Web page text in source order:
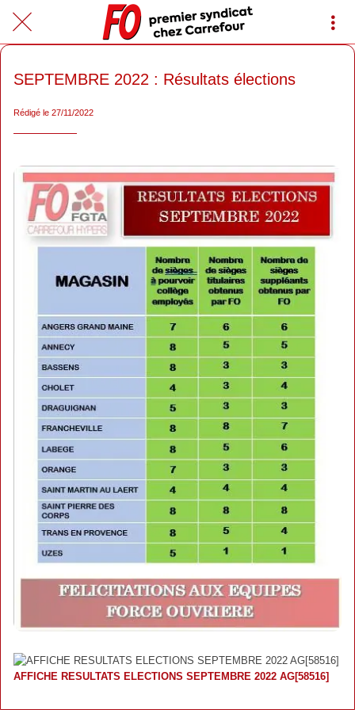
SEPTEMBRE 2022 : Résultats élections
Rédigé le 27/11/2022
AFFICHE RESULTATS ELECTIONS SEPTEMBRE 2022 AG[58516]